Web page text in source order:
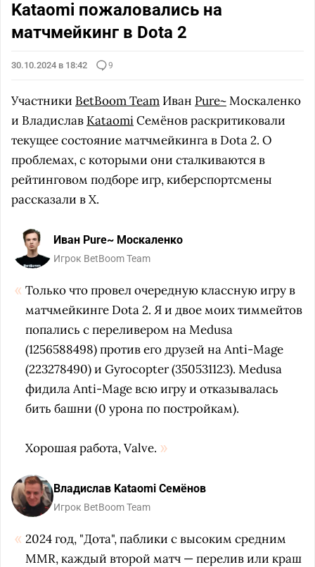
Kataomi пожаловались на
матчмейкинг в Dota 2
30.10.2024 в 18:42 9
Участники BetBoom Team Иван Pure~Москаленко
и Владислав KataomiСемёнов раскритиковали
текущее состояние матчмейкинга в Dota 2. О
проблемах, с которыми они сталкиваются в
рейтинговом подборе игр, киберспортсмены
рассказали в X.
Иван Pure~ Москаленко
Игрок BetBoom Team
Только что провел очередную классную игру в
матчмейкинге Dota 2. Я и двое моих тиммейтов
попались с переливером на Medusa
(1256588498) против его друзей на Anti-Mage
(223278490) и Gyrocopter (350531123). Medusa
фидила Anti-Mage всю игру и отказывалась
бить башни (0 урона по постройкам).
Хорошая работа, Valve.
Владислав Kataomi Семёнов
Игрок BetBoom Team
2024 год, "Дота", паблики с высоким средним
MMR, каждый второй матч — перелив или краш